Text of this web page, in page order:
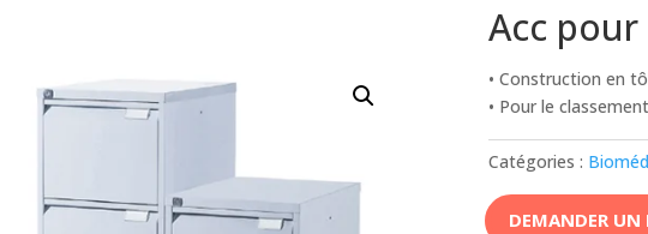
Acc
• Construction en
• Pour le
Catégories :
DEMANDER UN